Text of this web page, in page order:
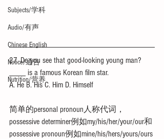
Subjects/学科
Audio/有声
Chinese English
Notice/通告
Nutrition/营养
27. Do you see that good-looking young man?
____ is a famous Korean film star.
A. He B. His C. Him D. Himself
简单的personal pronoun人称代词，
possessive determiner例如my/his/her/your/our和
possessive pronoun例如mine/his/hers/yours/ours